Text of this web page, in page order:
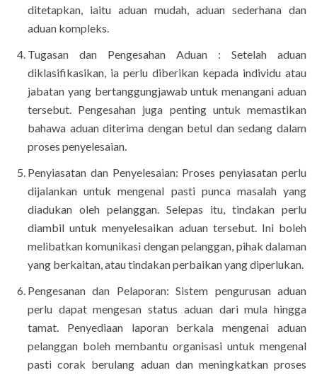
ditetapkan, iaitu aduan mudah, aduan sederhana dan
aduan kompleks.
Tugasan dan Pengesahan Aduan : Setelah aduan
diklasifikasikan, ia perlu diberikan kepada individu atau
jabatan yang bertanggungjawab untuk menangani aduan
tersebut. Pengesahan juga penting untuk memastikan
bahawa aduan diterima dengan betul dan sedang dalam
proses penyelesaian.
Penyiasatan dan Penyelesaian: Proses penyiasatan perlu
dijalankan untuk mengenal pasti punca masalah yang
diadukan oleh pelanggan. Selepas itu, tindakan perlu
diambil untuk menyelesaikan aduan tersebut. Ini boleh
melibatkan komunikasi dengan pelanggan, pihak dalaman
yang berkaitan, atau tindakan perbaikan yang diperlukan.
Pengesanan dan Pelaporan: Sistem pengurusan aduan
perlu dapat mengesan status aduan dari mula hingga
tamat. Penyediaan laporan berkala mengenai aduan
pelanggan boleh membantu organisasi untuk mengenal
pasti corak berulang aduan dan meningkatkan proses